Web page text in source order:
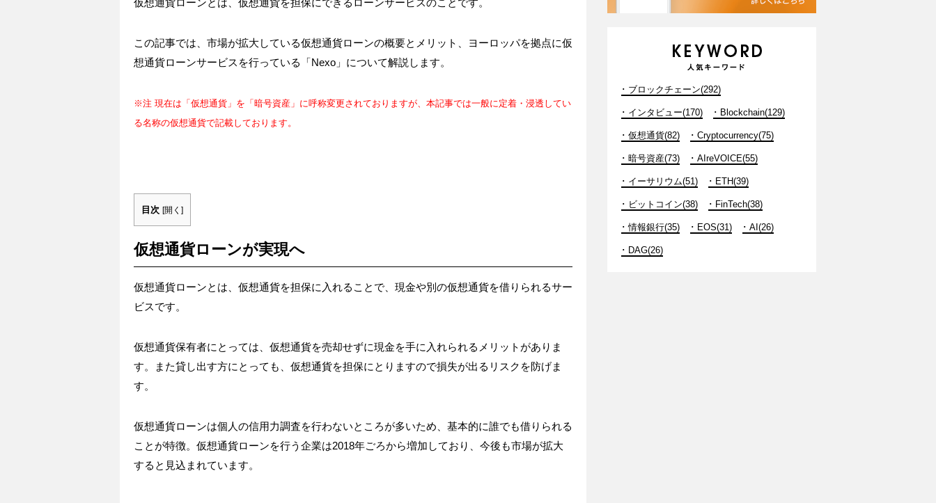
仮想通貨ローンとは、仮想通貨を担保にできるローンサービスのことです。
この記事では、市場が拡大している仮想通貨ローンの概要とメリット、ヨーロッパを拠点に仮
想通貨ローンサービスを行っている「Nexo」について解説します。
※注 現在は「仮想通貨」を「暗号資産」に呼称変更されておりますが、本記事では一般に定着・浸透してい
る名称の仮想通貨で記載しております。
目次 [開く ]
仮想通貨ローンが実現へ
仮想通貨ローンとは、仮想通貨を担保に入れることで、現金や別の仮想通貨を借りられるサー
ビスです。
仮想通貨保有者にとっては、仮想通貨を売却せずに現金を手に入れられるメリットがありま
す。また貸し出す方にとっても、仮想通貨を担保にとりますので損失が出るリスクを防げま
す。
仮想通貨ローンは個人の信用力調査を行わないところが多いため、基本的に誰でも借りられる
ことが特徴。仮想通貨ローンを行う企業は2018年ごろから増加しており、今後も市場が拡大
すると見込まれています。
ブロックチェーン(292)
インタビュー(170) Blockchain(129)
仮想通貨(82) Cryptocurrency(75)
暗号資産(73) AIreVOICE(55)
イーサリウム(51) ETH(39)
ビットコイン(38) FinTech(38)
情報銀行(35) EOS(31) AI(26)
DAG(26)